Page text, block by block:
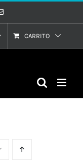
Correo
CARRITO